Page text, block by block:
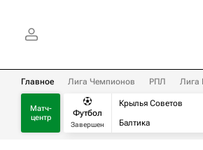
Главное Лига Чемпионов РПЛ Лига
Матч-
центр
Футбол
Завершен
Крылья Советов
Балтика